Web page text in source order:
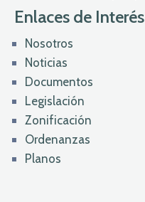
Enlaces de Interés
Nosotros
Noticias
Documentos
Legislación
Zonificación
Ordenanzas
Planos